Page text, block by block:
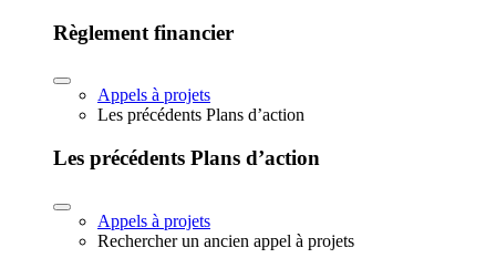
Règlement financier
Appels à projets
Les précédents Plans d’action
Les précédents Plans d’action
Appels à projets
Rechercher un ancien appel à projets